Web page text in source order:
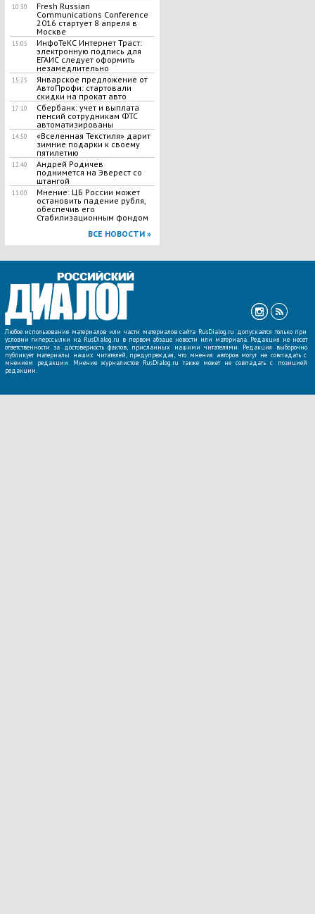
10:30
Fresh Russian
Communications Conference
2016 стартует 8 апреля в
Москве
15:05
ИнфоТеКС Интернет Траст:
электронную подпись для
ЕГАИС следует оформить
незамедлительно
15:25
Январское предложение от
АвтоПрофи: стартовали
скидки на прокат авто
17:10
Сбербанк: учет и выплата
пенсий сотрудникам ФТС
автоматизированы
14:50
«Вселенная Текстиля» дарит
зимние подарки к своему
пятилетию
12:40
Андрей Родичев
поднимется на Эверест со
штангой
11:00
Мнение: ЦБ России может
остановить падение рубля,
обеспечив его
Стабилизационным фондом
ВСЕ НОВОСТИ »
Любое использование материалов или части материалов сайта RusDialog.ru допускается только при
условии гиперссылки на RusDialog.ru в первом абзаце новости или материала. Редакция не несет
ответственности за достоверность фактов, присланных нашими читателями. Редакция выборочно
публикует материалы наших читателей, предупреждая, что мнения авторов могут не совпадать с
мнением редакции. Мнение журналистов RusDialog.ru также может не совпадать с позицией
редакции.